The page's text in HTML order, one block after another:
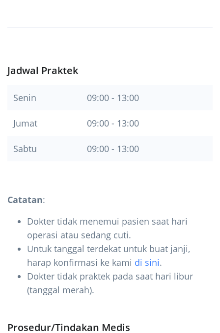
Jadwal Praktek
Senin 09:00 - 13:00
Jumat 09:00 - 13:00
Sabtu 09:00 - 13:00
Catatan:
Dokter tidak menemui pasien saat hari
operasi atau sedang cuti.
Untuk tanggal terdekat untuk buat janji,
harap konfirmasi ke kami di sini.
Dokter tidak praktek pada saat hari libur
(tanggal merah).
Prosedur/Tindakan Medis